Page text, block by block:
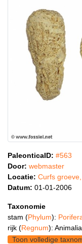
PaleonticaID: #563
Door: webmaster
Locatie: Curfs
Datum: 01-01-2006
Taxonomie
stam (Phylum):
rijk (Regnum):
Toon volledige